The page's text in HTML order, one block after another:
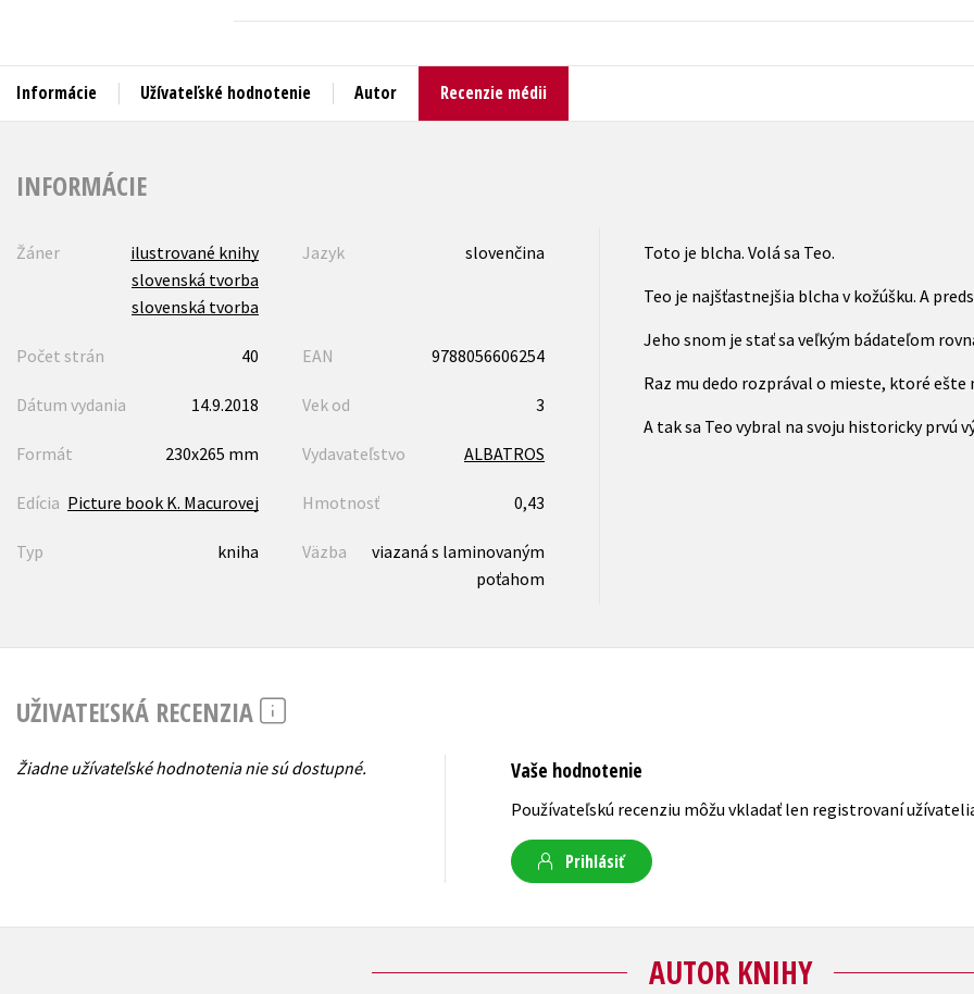
Beletria pre dospelých
Kalendáre, diáre Zdravie a životný štýl
Informácie Užívateľské hodnotenie Autor Recenzie médii
INFORMÁCIE
Žáner
ilustrované knihy
slovenská tvorba
slovenská tvorba
Jazyk slovenčina
Počet strán 40 EAN 9788056606254
Dátum vydania 14.9.2018 Vek od 3
Formát 230x265 mm Vydavateľstvo ALBATROS
Edícia Picture book K. Macurovej Hmotnosť 0,43
Typ kniha Väzba
viazaná s laminovaným
poťahom
Toto je blcha. Volá sa Teo.
Teo je najšťastnejšia blcha v kožúšku. A
Jeho snom je stať sa veľkým bádateľom
Raz mu dedo rozprával o mieste, ktoré ešte
A tak sa Teo vybral na svoju historicky prvú
UŽIVATEĽSKÁ RECENZIA
Žiadne užívateľské hodnotenia nie sú dostupné. Vaše hodnotenie
Používateľskú recenziu môžu vkladať len registrovaní
Prihlásiť
AUTOR KNIHY